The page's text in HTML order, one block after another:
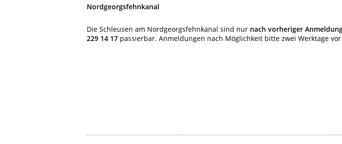
Nordgeorgsfehnkanal
Die Schleusen am Nordgeorgsfehnkanal sind nur nach vorheriger
229 14 17 passierbar. Anmeldungen nach Möglichkeit bitte zwei Werktage